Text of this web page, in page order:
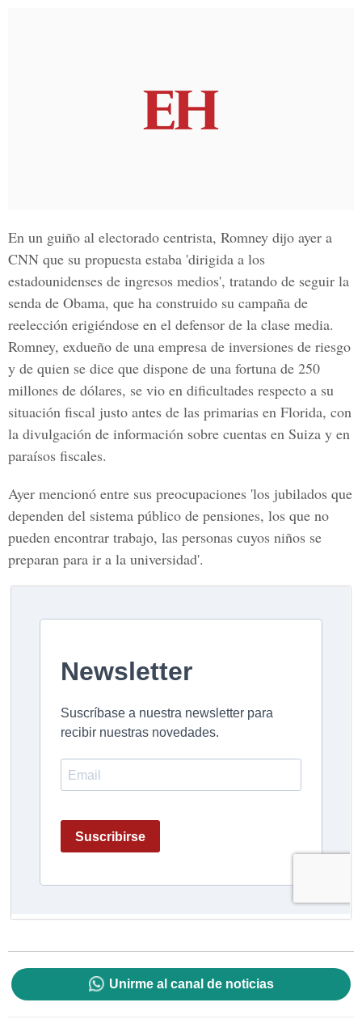
En un guiño al electorado centrista, Romney dijo ayer a
CNN que su propuesta estaba 'dirigida a los
estadounidenses de ingresos medios', tratando de seguir la
senda de Obama, que ha construido su campaña de
reelección erigiéndose en el defensor de la clase media.
Romney, exdueño de una empresa de inversiones de riesgo
y de quien se dice que dispone de una fortuna de 250
millones de dólares, se vio en dificultades respecto a su
situación fiscal justo antes de las primarias en Florida, con
la divulgación de información sobre cuentas en Suiza y en
paraísos fiscales.
Ayer mencionó entre sus preocupaciones 'los jubilados que
dependen del sistema público de pensiones, los que no
pueden encontrar trabajo, las personas cuyos niños se
preparan para ir a la universidad'.
Unirme al canal de noticias